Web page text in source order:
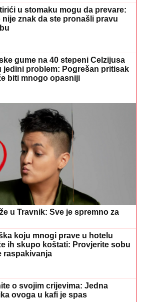
u stomaku mogu da prevare:
nije znak da ste pronašli pravu
gume na 40 stepeni Celzijusa
jedini problem: Pogrešan pritisak
biti mnogo opasniji
u Travnik: Sve je spremno za
koju mnogi prave u hotelu
ih skupo koštati: Provjerite sobu
raspakivanja
o svojim crijevima: Jedna
ovoga u kafi je spas